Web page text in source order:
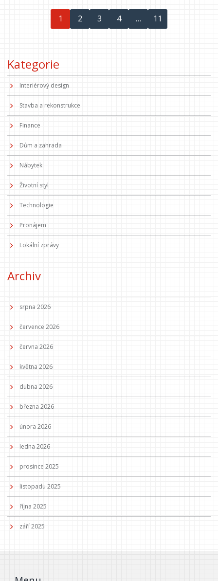
1 2 3 4 … 11
Kategorie
Interiérový design
Stavba a rekonstrukce
Finance
Dům a zahrada
Nábytek
Životní styl
Technologie
Pronájem
Lokální zprávy
Archiv
srpna 2026
července 2026
června 2026
května 2026
dubna 2026
března 2026
února 2026
ledna 2026
prosince 2025
listopadu 2025
října 2025
září 2025